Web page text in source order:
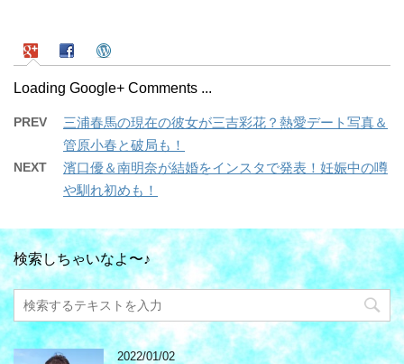
Loading Google+ Comments ...
PREV
三浦春馬の現在の彼女が三吉彩花？熱愛デート写真＆
管原小春と破局も！
NEXT
濱口優＆南明奈が結婚をインスタで発表！妊娠中の噂
や馴れ初めも！
検索しちゃいなよ〜♪
2022/01/02